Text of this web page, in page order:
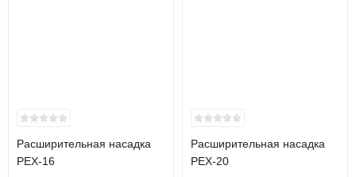
Расширительная насадка
PEX-16
Расширительная насадка
PEX-20